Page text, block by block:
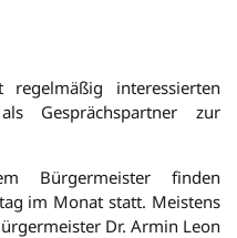
interessierten
Gesprächspartner zur
Bürgermeister finden
im Monat statt. Meistens
Dr. Armin Leon